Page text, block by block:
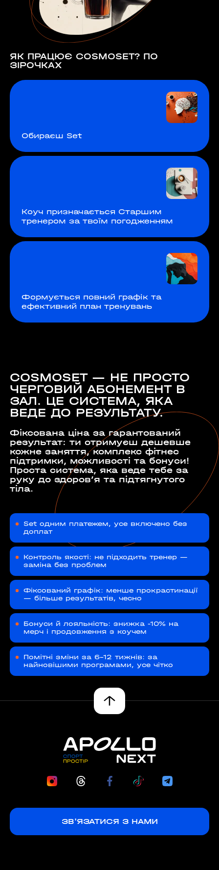
ЯК ПРАЦЮЄ COSMOSET? ПО
ЗІРОЧКАХ
Обираєш Set
Коуч призначається Старшим
тренером за твоїм погодженням
Формується повний графік та
ефективний план тренувань
COSMOSET — НЕ ПРОСТО
ЧЕРГОВИЙ АБОНЕМЕНТ В
ЗАЛ. ЦЕ СИСТЕМА, ЯКА
ВЕДЕ ДО РЕЗУЛЬТАТУ.
Фіксована ціна за гарантований
результат: ти отримуєш дешевше
кожне заняття, комплекс фітнес
підтримки, можливості та бонуси!
Проста система, яка веде тебе за
руку до здоровʼя та підтягнутого
тіла.
Set одним платежем, усе включено без
доплат
Контроль якості: не підходить тренер —
заміна без проблем
Фіксований графік: менше прокрастинації
— більше результатів, чесно
Бонуси й лояльність: знижка -10% на
мерч і продовження з коучем
Помітні зміни за 6–12 тижнів: за
найновішими програмами, усе чітко
60 секунд пам’яті
О 9:00 ми зупиняємось
Наше право на життя, свободу та
творчість вибороли ті, хто свої життя —
віддав.
Ми пам’ятаємо.
ЗВ'ЯЗАТИСЯ З НАМИ